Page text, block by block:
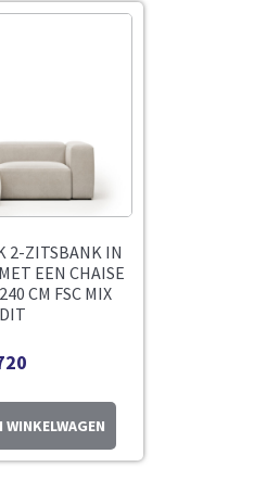
2-ZITSBANK IN
EEN CHAISE
CM FSC MIX
WINKELWAGEN